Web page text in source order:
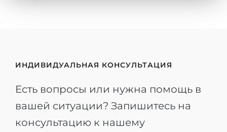
ИНДИВИДУАЛЬНАЯ КОНСУЛЬТАЦИЯ
Есть вопросы или нужна помощь в
вашей ситуации? Запишитесь на
консультацию к нашему